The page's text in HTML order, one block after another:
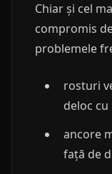
Chiar și cel
compromis
problemele
rosturi
deloc
ancore
față de